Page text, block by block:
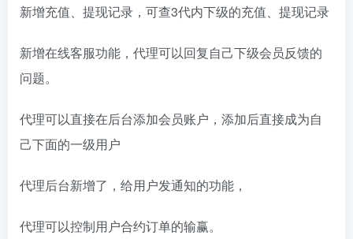
新增充值、提现记录，可查3代内下级的充值、提现记录
新增在线客服功能，代理可以回复自己下级会员反馈的
问题。
代理可以直接在后台添加会员账户，添加后直接成为自
己下面的一级用户
代理后台新增了，给用户发通知的功能，
代理可以控制用户合约订单的输赢。